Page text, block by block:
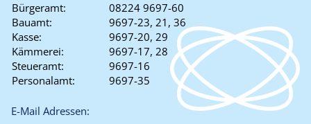
Bürgeramt:
08224 9697-60
Bauamt:
9697-23, 21, 36
Kasse:
9697-20, 29
Kämmerei:
9697-17, 28
Steueramt:
9697-16
Personalamt:
9697-35
E-Mail Adressen: